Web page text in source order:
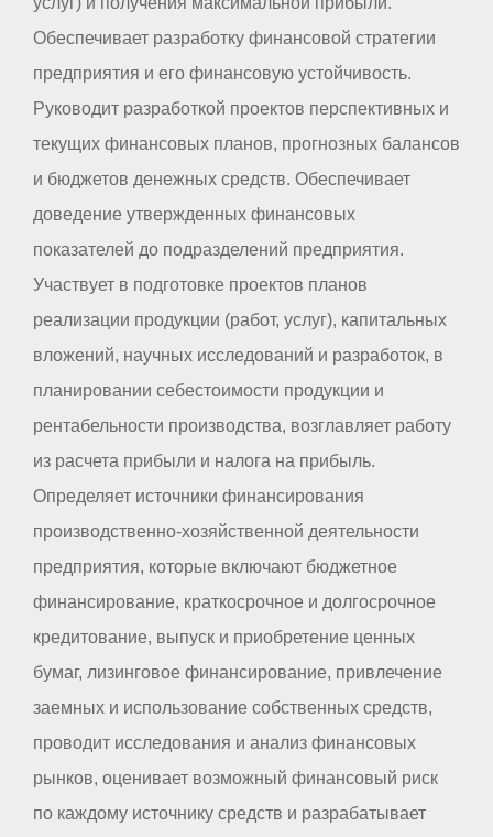
Обеспечивает разработку финансовой стратегии
предприятия и его финансовую устойчивость.
Руководит разработкой проектов перспективных и
текущих финансовых планов, прогнозных балансов
и бюджетов денежных средств. Обеспечивает
доведение утвержденных финансовых
показателей до подразделений предприятия.
Участвует в подготовке проектов планов
реализации продукции (работ, услуг), капитальных
вложений, научных исследований и разработок, в
планировании себестоимости продукции и
рентабельности производства, возглавляет работу
из расчета прибыли и налога на прибыль.
Определяет источники финансирования
производственно-хозяйственной деятельности
предприятия, которые включают бюджетное
финансирование, краткосрочное и долгосрочное
кредитование, выпуск и приобретение ценных
бумаг, лизинговое финансирование, привлечение
заемных и использование собственных средств,
проводит исследования и анализ финансовых
рынков, оценивает возможный финансовый риск
по каждому источнику средств и разрабатывает